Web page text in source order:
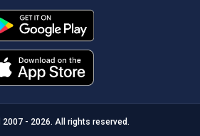
- 2026. All rights reserved.